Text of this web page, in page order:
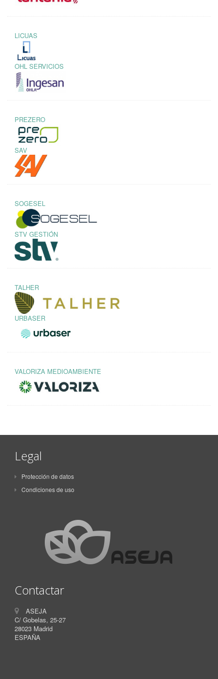
LICUAS
OHL SERVICIOS
PREZERO
SAV
SOGESEL
STV GESTIÓN
TALHER
URBASER
VALORIZA MEDIOAMBIENTE
Legal
Protección de datos
Condiciones de uso
Contactar
ASEJA
C/ Gobelas, 25-27
28023 Madrid
ESPAÑA